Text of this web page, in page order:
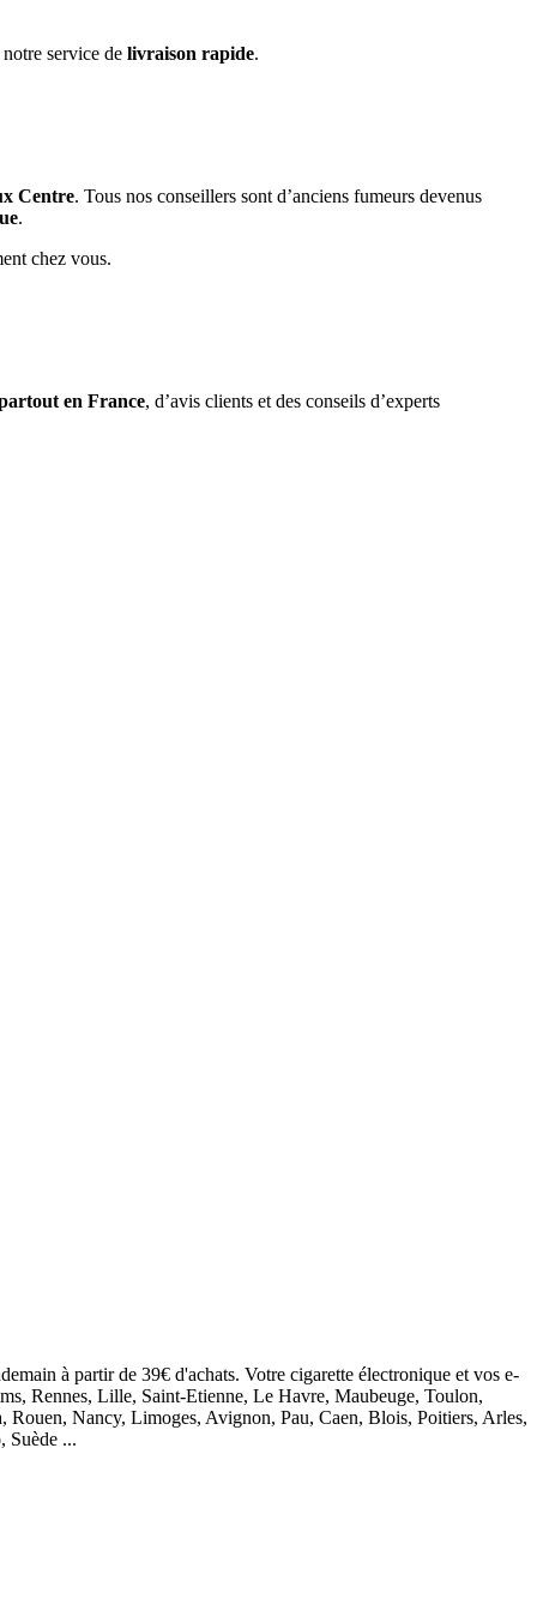
service de livraison rapide.
Centre. Tous nos conseillers sont d’anciens fumeurs devenus
.
chez vous.
en France, d’avis clients et des conseils d’experts
à partir de 39€ d'achats. Votre cigarette électronique et vos e-
Rennes, Lille, Saint-Etienne, Le Havre, Maubeuge, Toulon,
Nancy, Limoges, Avignon, Pau, Caen, Blois, Poitiers, Arles,
Suède ...